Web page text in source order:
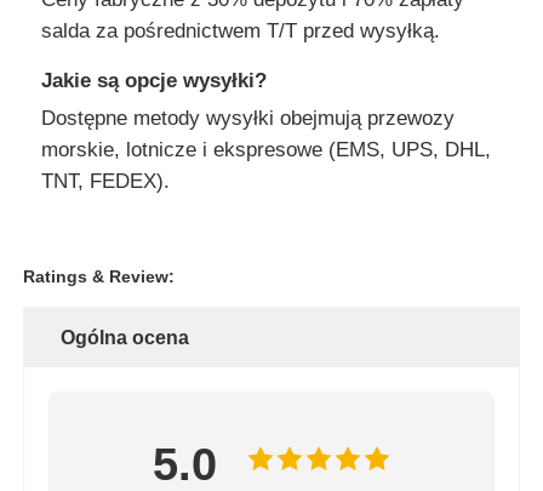
salda za pośrednictwem T/T przed wysyłką.
Jakie są opcje wysyłki?
Dostępne metody wysyłki obejmują przewozy
morskie, lotnicze i ekspresowe (EMS, UPS, DHL,
TNT, FEDEX).
Ratings & Review:
Ogólna ocena
5.0